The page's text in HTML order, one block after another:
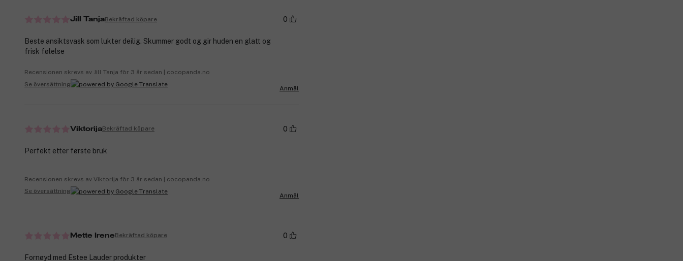
Jill TanjaBekräftad köpare 0
Beste ansiktsvask som lukter deilig. Skummer godt og gir huden en glatt og
frisk følelse
Recensionen skrevs av Jill Tanja för 3 år sedan | cocopanda.no
Se översättning
Anmäl
ViktorijaBekräftad köpare 0
Perfekt etter første bruk
Recensionen skrevs av Viktorija för 3 år sedan | cocopanda.no
Se översättning
Anmäl
Mette IreneBekräftad köpare 0
Fornøyd med Estee Lauder produkter